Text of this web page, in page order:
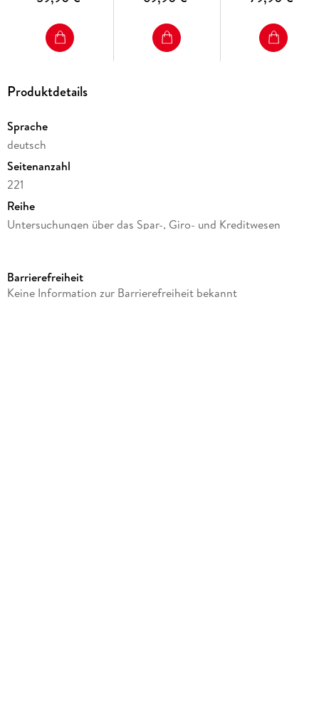
Produktdetails
Sprache
deutsch
Seitenanzahl
221
Reihe
Untersuchungen über das Spar-, Giro- und Kreditwesen
Ralf Lübbers
Verlag/Hersteller
Barrierefreiheit
Keine Information zur Barrierefreiheit bekannt